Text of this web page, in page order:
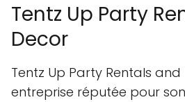
Tentz Up Party
Decor
Tentz Up Party Rentals
entreprise réputée pour